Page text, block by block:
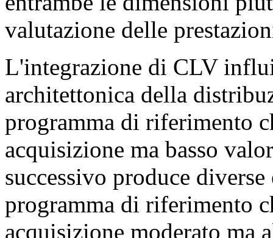
valutazione delle
L'integrazione di CLV
architettonica della
programma di riferimento
acquisizione ma basso
successivo produce
programma di riferimento
acquisizione moderato ma